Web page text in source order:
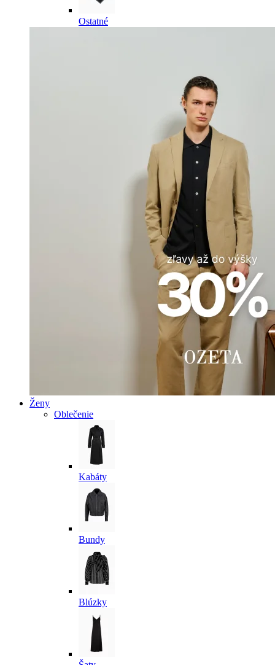
Ostatné
Ženy
Oblečenie
Kabáty
Bundy
Blúzky